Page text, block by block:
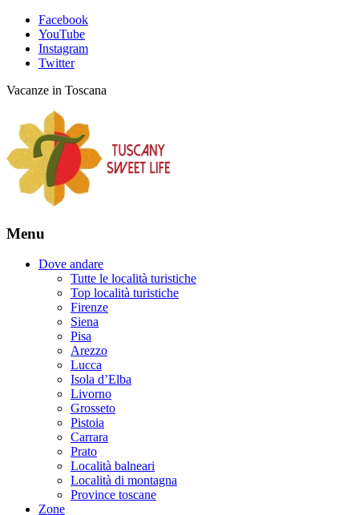
Facebook
YouTube
Instagram
Twitter
Vacanze in Toscana
Menu
Dove andare
Tutte le località turistiche
Top località turistiche
Firenze
Siena
Pisa
Arezzo
Lucca
Isola d’Elba
Livorno
Grosseto
Pistoia
Carrara
Prato
Località balneari
Località di montagna
Province toscane
Zone